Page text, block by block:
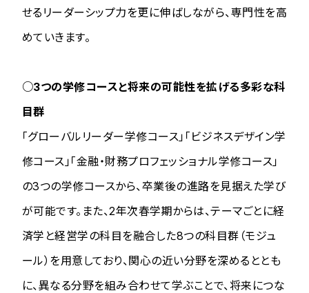
せるリーダーシップ力を更に伸ばしながら、専門性を高
めていきます。
○3つの学修コースと将来の可能性を拡げる多彩な科
目群
「グローバルリーダー学修コース」「ビジネスデザイン学
修コース」「金融・財務プロフェッショナル学修コース」
の3つの学修コースから、卒業後の進路を見据えた学び
が可能です。また、2年次春学期からは、テーマごとに経
済学と経営学の科目を融合した8つの科目群（モジュ
ール）を用意しており、関心の近い分野を深めるととも
に、異なる分野を組み合わせて学ぶことで、将来につな